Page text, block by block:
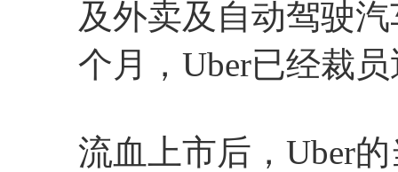
及外卖及自动驾驶
个月，Uber已经裁
流血上市后，Uber